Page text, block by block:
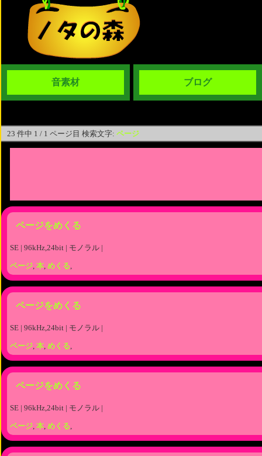
音素材 ブログ
23 件中 1 / 1 ページ目 検索文字: ページ
ページをめくる
SE | 96kHz,24bit | モノラル |
ページ, 本, めくる,
ページをめくる
SE | 96kHz,24bit | モノラル |
ページ, 本, めくる,
ページをめくる
SE | 96kHz,24bit | モノラル |
ページ, 本, めくる,